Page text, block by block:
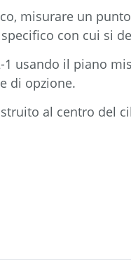
misurare un
con cui si
usando il piano
di opzione.
al centro del